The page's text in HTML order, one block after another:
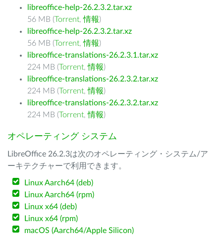
libreoffice-help-26.2.3.2.tar.xz
56 MB (Torrent,情報)
libreoffice-help-26.2.3.2.tar.xz
56 MB (Torrent,情報)
libreoffice-translations-26.2.3.1.tar.xz
224 MB (Torrent,情報)
libreoffice-translations-26.2.3.2.tar.xz
224 MB (Torrent,情報)
libreoffice-translations-26.2.3.2.tar.xz
224 MB (Torrent,情報)
オペレーティング システム
LibreOffice 26.2.3は次のオペレーティング・システム/ア
ーキテクチャーで利用できます。
Linux Aarch64 (deb)
Linux Aarch64 (rpm)
Linux x64 (deb)
Linux x64 (rpm)
macOS (Aarch64/Apple Silicon)